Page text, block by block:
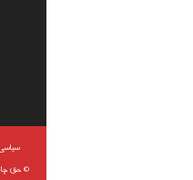
©حق چاپ - 2020